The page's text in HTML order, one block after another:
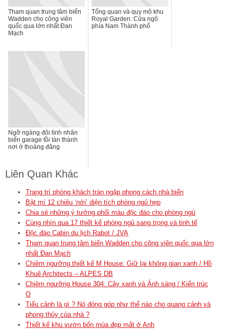
Tham quan trung tâm biển
Wadden cho công viên
quốc qua lớn nhất Đan
Mạch
Tổng quan và quy mô khu
Royal Garden: Cửa ngõ
phía Nam Thành phố
Ngỡ ngàng đôi tình nhân
biến garage tồi tàn thành
nơi ở thoáng đãng
Liên Quan Khác
Trang trí phòng khách tràn ngập phong cách nhà biển
Bật mí 12 chiêu ‘nới’ diện tích phòng ngủ hẹp
Chia sẻ những ý tưởng phối màu độc đáo cho phòng ngủ
Cùng nhìn qua 17 thiết kế phòng ngủ sang trọng và tinh tế
Độc đáo Cabin du lịch Rabot / JVA
Tham quan trung tâm biển Wadden cho công viên quốc qua lớn
nhất Đan Mạch
Chiêm ngưỡng thiết kế M House: Giữ lại không gian xanh / Hồ
Khuê Architects – ALPES DB
Chiêm ngưỡng House 304: Cây xanh và Ánh sáng / Kiến trúc
O
Tiểu cảnh là gì ? Nó đóng góp như thế nào cho quang cảnh và
phong thủy của nhà ?
Thiết kế khu vườn bốn mùa đẹp mắt ở Anh